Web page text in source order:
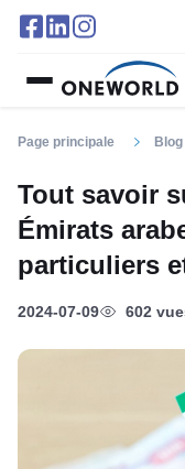
Page principale Blog
Tout savoir
Émirats
particuliers
2024-07-09 602